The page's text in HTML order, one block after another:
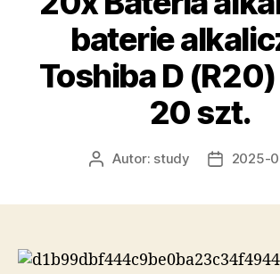
baterie
Toshiba D
20 szt.
AutorAutor: study
Data2025-